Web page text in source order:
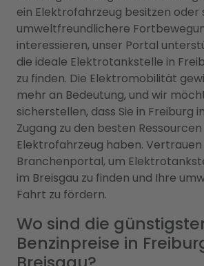
ein Elektrofahrzeug besitzen oder
umweltfreundlichere
interessieren, unser Portal
die ideale Elektrotankstelle in
zu finden. Die Elektromobilität
mehr an Bedeutung, und wir
sicherstellen, dass Sie in Freiburg
Zugang zu den besten
Elektrofahrzeug haben. Vertrauen
Branchenportal, um
im Breisgau zu finden und Ihre
Fahrt zu fördern.
Wo sind die
Benzinpreise in